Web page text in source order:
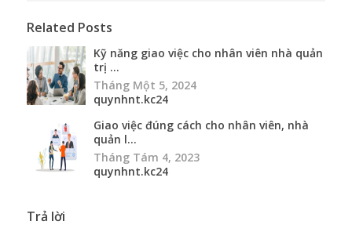
Related Posts
Kỹ năng giao việc cho nhân viên nhà quản
trị ...
Tháng Một 5, 2024
quynhnt.kc24
Giao việc đúng cách cho nhân viên, nhà
quản l...
Tháng Tám 4, 2023
quynhnt.kc24
Trả lời